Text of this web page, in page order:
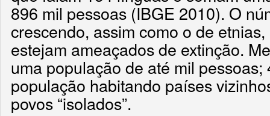
896 mil pessoas (IBGE 2010). O
crescendo, assim como o de
estejam ameaçados de extinção.
uma população de até mil
população habitando países
povos “isolados”.